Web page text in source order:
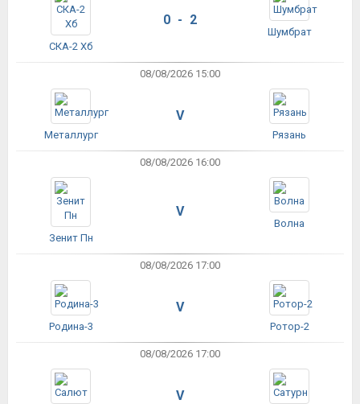
СКА-2 Хб
0 - 2
Шумбрат
08/08/2026 15:00
Металлург
V
Рязань
08/08/2026 16:00
Зенит Пн
V
Волна
08/08/2026 17:00
Родина-3
V
Ротор-2
08/08/2026 17:00
V